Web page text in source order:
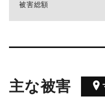
被害総額
主な被害